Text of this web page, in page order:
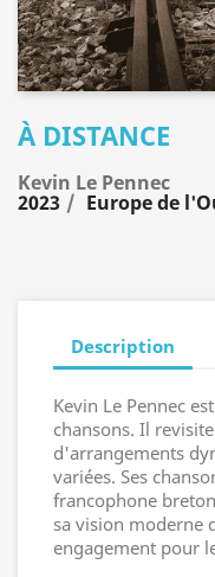
À DISTANCE
Kevin Le Pennec
2023 Europe de
Description
Kevin Le Pennec
chansons. Il
d'arrangements
variées. Ses
francophone
sa vision moderne
engagement pour